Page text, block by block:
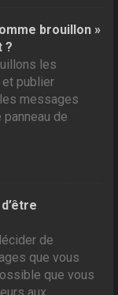
brouillon »
?
les
publier
messages
de
de
que vous
que vous
aux